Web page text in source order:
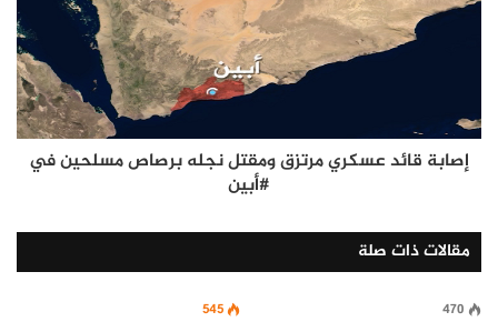
إصابة قائد عسكري مرتزق ومقتل نجله برصاص مسلحين في
#أبين
مقالات ذات صلة
470
545